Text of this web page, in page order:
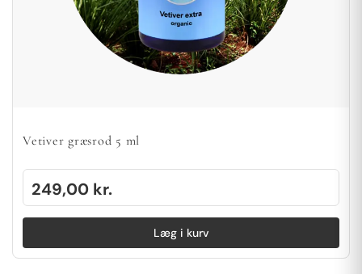
Vetiver græsrod 5 ml
249,00 kr.
Læg i kurv